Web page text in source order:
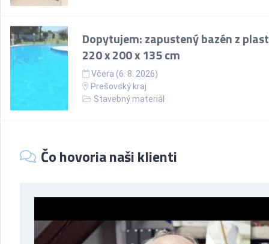
Dopytujem: zapustený bazén z
220 x 200 x 135 cm
Včera (6. 8. 2026)
Prešovský kraj
Stavebný materiál
Čo hovoria naši klienti